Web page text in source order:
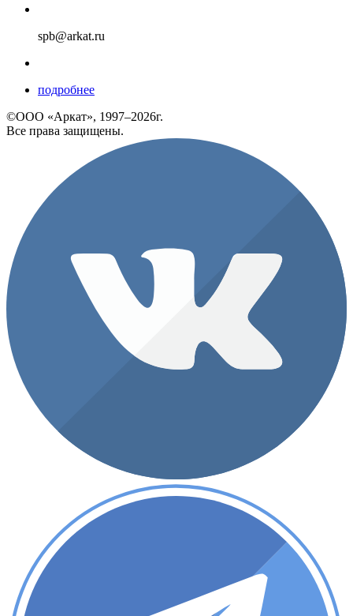
spb@arkat.ru
подробнее
©ООО «Аркат», 1997–2026г.
Все права защищены.